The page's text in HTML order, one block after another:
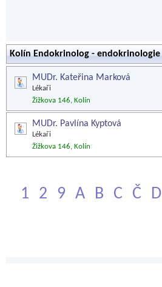
Kolín Endokrinolog - endokrinologie
MUDr. Kateřina Marková
Lékaři
Žižkova 146, Kolín
MUDr. Pavlína Kyptová
Lékaři
Žižkova 146, Kolín
1 2 9 A B C Č D